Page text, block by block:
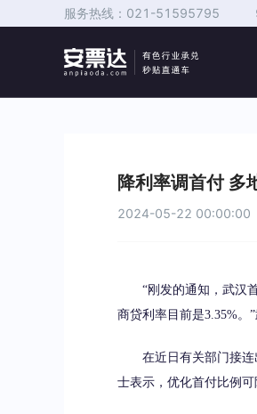
服务热线： 021-51595795
降利率调首付 多
2024-05-22 00:00:00
“刚发的通知，武汉首
商贷利率目前是3.35%。
在近日有关部门接连出
士表示，优化首付比例可